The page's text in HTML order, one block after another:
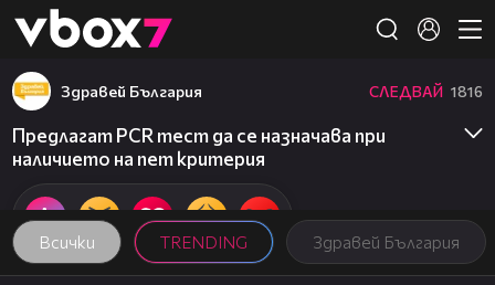
👾
Всички TRENDING Здравей България
Здравей България СЛЕДВАЙ 1816
Предлагат PCR тест да се назначава при
наличието на пет критерия
03:09